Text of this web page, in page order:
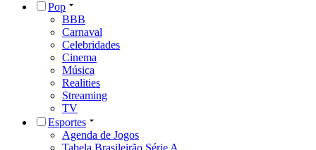
Pop
BBB
Carnaval
Celebridades
Cinema
Música
Realities
Streaming
TV
Esportes
Agenda de Jogos